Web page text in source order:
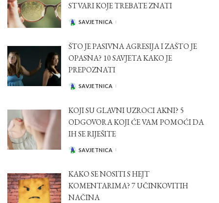
STVARI KOJE TREBATE ZNATI
POSTED
SAVJETNICA
ŠTO JE PASIVNA AGRESIJA I ZAŠTO JE
OPASNA? 10 SAVJETA KAKO JE
PREPOZNATI
POSTED
SAVJETNICA
KOJI SU GLAVNI UZROCI AKNI? 5
ODGOVORA KOJI ĆE VAM POMOĆI DA
IH SE RIJEŠITE
POSTED
SAVJETNICA
KAKO SE NOSITI S HEJT
KOMENTARIMA? 7 UČINKOVITIH
NAČINA